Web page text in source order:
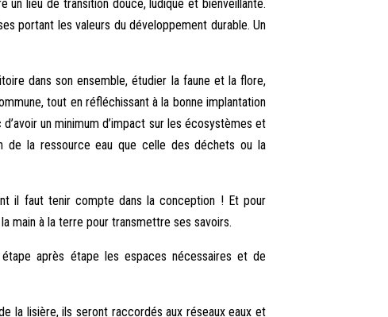
un lieu de transition douce, ludique et bienveillante.
portant les valeurs du développement durable. Un
dans son ensemble, étudier la faune et la flore,
tout en réfléchissant à la bonne implantation
un minimum d’impact sur les écosystèmes et
de la ressource eau que celle des déchets ou la
il faut tenir compte dans la conception ! Et pour
main à la terre pour transmettre ses savoirs.
après étape les espaces nécessaires et de
la lisière, ils seront raccordés aux réseaux eaux et